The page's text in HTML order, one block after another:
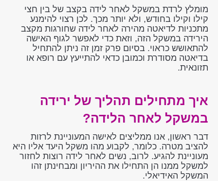
מומלץ לרדת במשקל לאחר לידה בקצב של בין חצי
קילו וקילו בחודש, ולא יותר מכך. לכן רצוי להימנע
מתכניות לדיאטה מהירה לאחר לידה שחורגות מקצב
הירידה במשקל הזה, וזאת כדי לאפשר לגוף האישה
להתאושש כראוי. בסיום פרק זמן זה ניתן להתחיל
בדיאטה מסודרת וכמובן כדאי להתייעץ עם רופא או
תזונאית.
איך מתחילים תהליך של ירידה
במשקל לאחר הלידה?
דבר ראשון, אנו ממליצים לאישה המעוניינת לרזות
להציב מטרה. כלומר, לקבוע מהו משקל היעד אליו היא
מעוניינת להגיע. לרוב, נשים לאחר לידה רוצות לחזור
למשקל ממנו הן התחילו את ההיריון ומבחינתן זהו
המשקל האידיאלי.